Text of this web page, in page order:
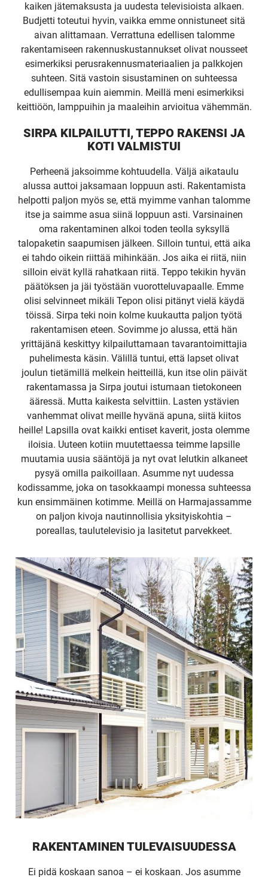
kaiken jätemaksusta ja uudesta televisioista alkaen.
Budjetti toteutui hyvin, vaikka emme onnistuneet sitä
aivan alittamaan. Verrattuna edellisen talomme
rakentamiseen rakennuskustannukset olivat nousseet
esimerkiksi perusrakennusmateriaalien ja palkkojen
suhteen. Sitä vastoin sisustaminen on suhteessa
edullisempaa kuin aiemmin. Meillä meni esimerkiksi
keittiöön, lamppuihin ja maaleihin arvioitua vähemmän.
SIRPA KILPAILUTTI, TEPPO RAKENSI JA
KOTI VALMISTUI
Perheenä jaksoimme kohtuudella. Väljä aikataulu
alussa auttoi jaksamaan loppuun asti. Rakentamista
helpotti paljon myös se, että myimme vanhan talomme
itse ja saimme asua siinä loppuun asti. Varsinainen
oma rakentaminen alkoi toden teolla syksyllä
talopaketin saapumisen jälkeen. Silloin tuntui, että aika
ei tahdo oikein riittää mihinkään. Jos aika ei riitä, niin
silloin eivät kyllä rahatkaan riitä. Teppo tekikin hyvän
päätöksen ja jäi työstään vuorotteluvapaalle. Emme
olisi selvinneet mikäli Tepon olisi pitänyt vielä käydä
töissä. Sirpa teki noin kolme kuukautta paljon työtä
rakentamisen eteen. Sovimme jo alussa, että hän
yrittäjänä keskittyy kilpailuttamaan tavarantoimittajia
puhelimesta käsin. Välillä tuntui, että lapset olivat
joulun tietämillä melkein heitteillä, kun itse olin päivät
rakentamassa ja Sirpa joutui istumaan tietokoneen
ääressä. Mutta kaikesta selvittiin. Lasten ystävien
vanhemmat olivat meille hyvänä apuna, siitä kiitos
heille! Lapsilla ovat kaikki entiset kaverit, josta olemme
iloisia. Uuteen kotiin muutettaessa teimme lapsille
muutamia uusia sääntöjä ja nyt ovat lelutkin alkaneet
pysyä omilla paikoillaan. Asumme nyt uudessa
kodissamme, joka on tasokkaampi monessa suhteessa
kun ensimmäinen kotimme. Meillä on Harmajassamme
on paljon kivoja nautinnollisia yksityiskohtia –
poreallas, taulutelevisio ja lasitetut parvekkeet.
RAKENTAMINEN TULEVAISUUDESSA
Ei pidä koskaan sanoa – ei koskaan. Jos asumme